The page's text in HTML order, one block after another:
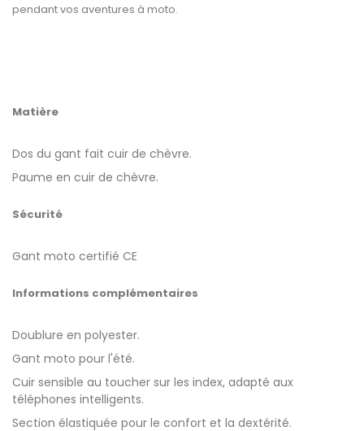
pendant vos aventures à moto.
Matière
Dos du gant fait cuir de chèvre.
Paume en cuir de chèvre.
Sécurité
Gant moto certifié CE
Informations complémentaires
Doublure en polyester.
Gant moto pour l'été.
Cuir sensible au toucher sur les index, adapté aux
téléphones intelligents.
Section élastiquée pour le confort et la dextérité.